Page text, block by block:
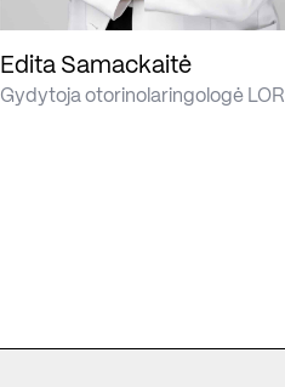
Edita Samackaitė
Gydytoja otorinolaringologė LOR